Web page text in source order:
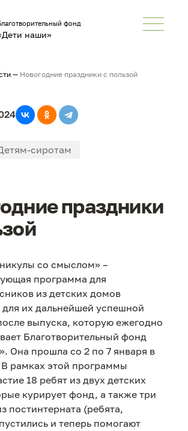
фонд
наши»
— Новогодние праздники с пользой
сиротам
праздники
со смыслом» –
программа для
из детских домов
для их дальнейшей успешной
выпуска, которую ежегодно
Благотворительный фонд
Она прошла со 2 по 7 января в
рамках этой программы
18 ребят из двух детских
курирует фонд, а также три
постинтерната (ребята,
и теперь помогают